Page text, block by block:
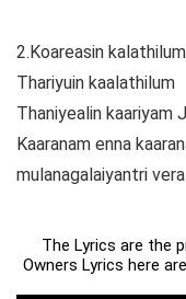
2.Koareasin kalathilum
Thariyuin kaalathilum
Thaniyealin kaariyam
Kaaranam enna
mulanagalaiyantri
The Lyrics are the
Owners Lyrics here